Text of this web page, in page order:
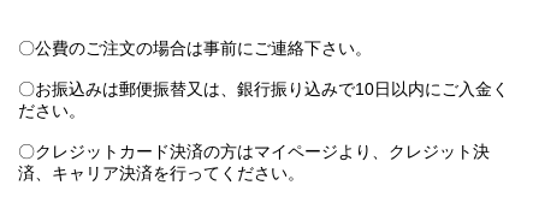
〇公費のご注文の場合は事前にご連絡下さい。
〇お振込みは郵便振替又は、銀行振り込みで10日以内にご入金く
ださい。
〇クレジットカード決済の方はマイページより、クレジット決
済、キャリア決済を行ってください。